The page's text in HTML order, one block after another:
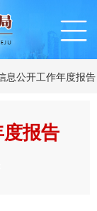
息公开工作年度报告
报告